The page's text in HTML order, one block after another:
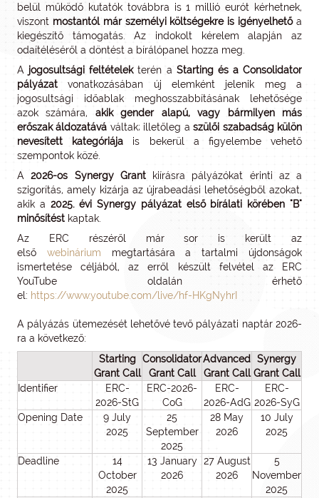
belül működő kutatók továbbra is 1 millió eurót kérhetnek,
viszont mostantól már személyi költségekre is igényelhetőa
kiegészítő támogatás. Az indokolt kérelem alapján az
odaítéléséről a döntést a bírálópanel hozza meg.
A jogosultsági feltételekterén a Starting és a Consolidator
pályázat vonatkozásában új elemként jelenik meg a
jogosultsági időablak meghosszabbításának lehetősége
azok számára, akik gender alapú, vagy bármilyen más
erőszak áldozatává váltak; illetőleg aszülői szabadság külön
nevesített kategóriája is bekerül a figyelembe vehető
szempontok közé.
A2026-os Synergy Grantkiírásra pályázókat érinti az a
szigorítás, amely kizárja az újrabeadási lehetőségből azokat,
akik a 2025. évi Synergy pályázat első bírálati körében "B"
minősítést kaptak.
Az ERC részéről már sor is került az
első webinárium megtartására a tartalmi újdonságok
ismertetése céljából, az erről készült felvétel az ERC
YouTube oldalán érhető
el: https://www.youtube.com/live/hf-HKgNyhrI
A pályázás ütemezését lehetővé tevő pályázati naptár 2026-
ra a következő:
Starting
Grant Call
Consolidator
Grant Call
Advanced
Grant Call
Synergy
Grant Call
Identifier
ERC-
2026-StG
ERC-2026-
CoG
ERC-
2026-AdG
ERC-
2026-SyG
Opening Date
9 July
2025
25
September
2025
28 May
2026
10 July
2025
Deadline
14
October
2025
13 January
2026
27 August
2026
5
November
2025